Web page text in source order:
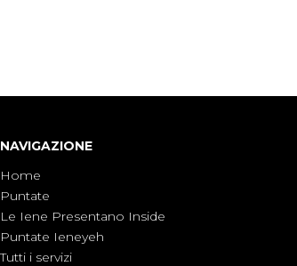
NAVIGAZIONE
Home
Puntate
Le Iene Presentano Inside
Puntate Ieneyeh
Tutti i servizi